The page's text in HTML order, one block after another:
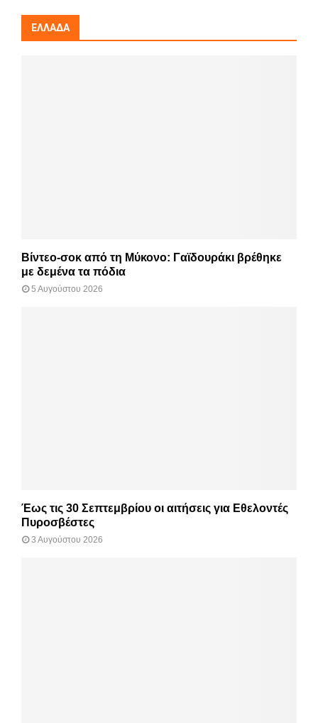
ΕΛΛΆΔΑ
Βίντεο-σοκ από τη Μύκονο: Γαϊδουράκι βρέθηκε
με δεμένα τα πόδια
5 Αυγούστου 2026
Έως τις 30 Σεπτεμβρίου οι αιτήσεις για Εθελοντές
Πυροσβέστες
3 Αυγούστου 2026